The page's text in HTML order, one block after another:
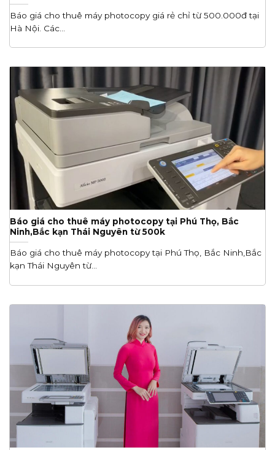
Báo giá cho thuê máy photocopy giá rẻ chỉ từ 500.000đ tại
Hà Nội. Các...
Báo giá cho thuê máy photocopy tại Phú Thọ, Bắc
Ninh,Bắc kạn Thái Nguyên từ 500k
Báo giá cho thuê máy photocopy tại Phú Thọ, Bắc Ninh,Bắc
kạn Thái Nguyên từ...